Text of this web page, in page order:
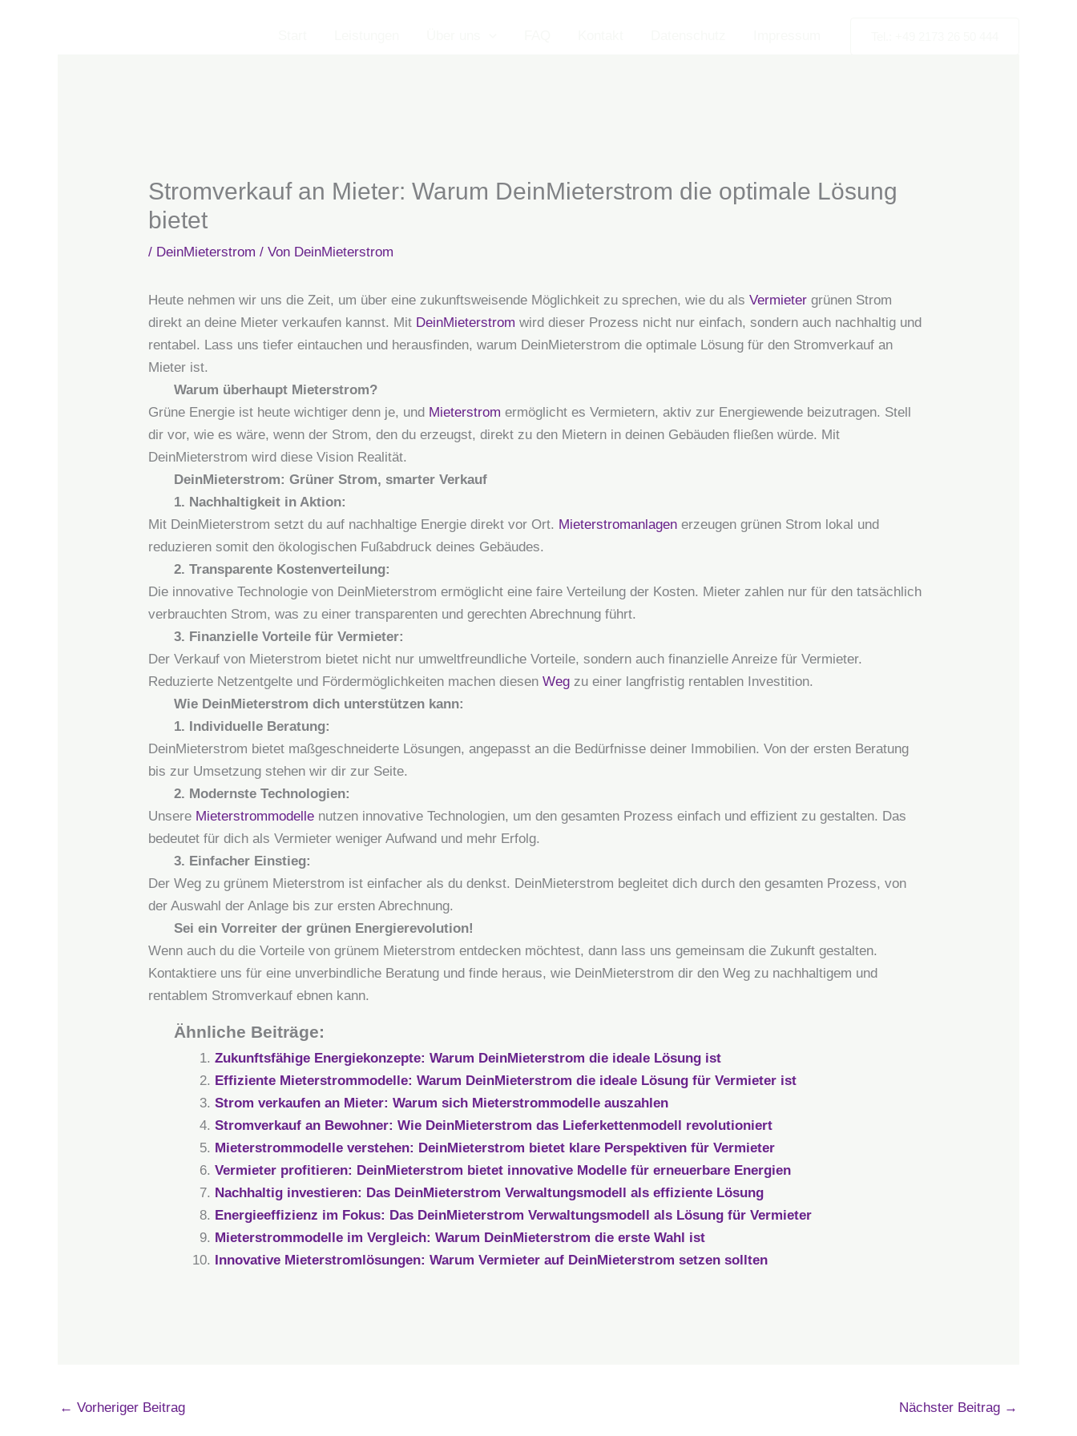
Stromverkauf an Mieter: Warum DeinMieterstrom die optimale Lösung
bietet
/ DeinMieterstrom / Von DeinMieterstrom
Heute nehmen wir uns die Zeit, um über eine zukunftsweisende Möglichkeit zu sprechen, wie du alsVermieter grünen Strom
direkt an deine Mieter verkaufen kannst. Mit DeinMieterstrom wird dieser Prozess nicht nur einfach, sondern auch nachhaltig und
rentabel. Lass uns tiefer eintauchen und herausfinden, warum DeinMieterstrom die optimale Lösung für den Stromverkauf an
Mieter ist.
Warum überhaupt Mieterstrom?
Grüne Energie ist heute wichtiger denn je, und Mieterstrom ermöglicht es Vermietern, aktiv zur Energiewende beizutragen. Stell
dir vor, wie es wäre, wenn der Strom, den du erzeugst, direkt zu den Mietern in deinen Gebäuden fließen würde. Mit
DeinMieterstrom wird diese Vision Realität.
DeinMieterstrom: Grüner Strom, smarter Verkauf
1. Nachhaltigkeit in Aktion:
Mit DeinMieterstrom setzt du auf nachhaltige Energie direkt vor Ort. Mieterstromanlagen erzeugen grünen Strom lokal und
reduzieren somit den ökologischen Fußabdruck deines Gebäudes.
2. Transparente Kostenverteilung:
Die innovative Technologie von DeinMieterstrom ermöglicht eine faire Verteilung der Kosten. Mieter zahlen nur für den tatsächlich
verbrauchten Strom, was zu einer transparenten und gerechten Abrechnung führt.
3. Finanzielle Vorteile für Vermieter:
Der Verkauf von Mieterstrom bietet nicht nur umweltfreundliche Vorteile, sondern auch finanzielle Anreize für Vermieter.
Reduzierte Netzentgelte und Fördermöglichkeiten machen diesenWeg zu einer langfristig rentablen Investition.
Wie DeinMieterstrom dich unterstützen kann:
1. Individuelle Beratung:
DeinMieterstrom bietet maßgeschneiderte Lösungen, angepasst an die Bedürfnisse deiner Immobilien. Von der ersten Beratung
bis zur Umsetzung stehen wir dir zur Seite.
2. Modernste Technologien:
Unsere Mieterstrommodelle nutzen innovative Technologien, um den gesamten Prozess einfach und effizient zu gestalten. Das
bedeutet für dich als Vermieter weniger Aufwand und mehr Erfolg.
3. Einfacher Einstieg:
Der Weg zu grünem Mieterstrom ist einfacher als du denkst. DeinMieterstrom begleitet dich durch den gesamten Prozess, von
der Auswahl der Anlage bis zur ersten Abrechnung.
Sei ein Vorreiter der grünen Energierevolution!
Wenn auch du die Vorteile von grünem Mieterstrom entdecken möchtest, dann lass uns gemeinsam die Zukunft gestalten.
Kontaktiere uns für eine unverbindliche Beratung und finde heraus, wie DeinMieterstrom dir den Weg zu nachhaltigem und
rentablem Stromverkauf ebnen kann.
Ähnliche Beiträge:
Zukunftsfähige Energiekonzepte: Warum DeinMieterstrom die ideale Lösung ist
Effiziente Mieterstrommodelle: Warum DeinMieterstrom die ideale Lösung für Vermieter ist
Strom verkaufen an Mieter: Warum sich Mieterstrommodelle auszahlen
Stromverkauf an Bewohner: Wie DeinMieterstrom das Lieferkettenmodell revolutioniert
Mieterstrommodelle verstehen: DeinMieterstrom bietet klare Perspektiven für Vermieter
Vermieter profitieren: DeinMieterstrom bietet innovative Modelle für erneuerbare Energien
Nachhaltig investieren: Das DeinMieterstrom Verwaltungsmodell als effiziente Lösung
Energieeffizienz im Fokus: Das DeinMieterstrom Verwaltungsmodell als Lösung für Vermieter
Mieterstrommodelle im Vergleich: Warum DeinMieterstrom die erste Wahl ist
Innovative Mieterstromlösungen: Warum Vermieter auf DeinMieterstrom setzen sollten
← Vorheriger Beitrag Nächster Beitrag →